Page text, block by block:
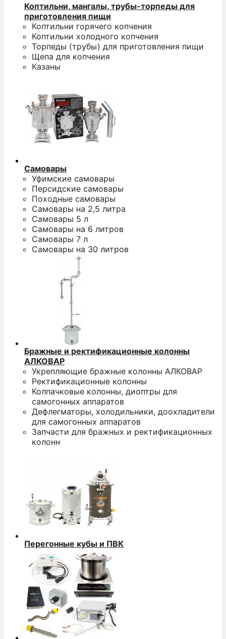
Коптильни, мангалы, трубы-торпеды для
приготовления пищи
Коптильни горячего копчения
Коптильни холодного копчения
Торпеды (трубы) для приготовления пищи
Щепа для копчения
Казаны
Самовары
Уфимские самовары
Персидские самовары
Походные самовары
Самовары на 2,5 литра
Самовары 5 л
Самовары на 6 литров
Самовары 7 л
Самовары на 30 литров
Бражные и ректификационные колонны
АЛКОВАР
Укрепляющие бражные колонны АЛКОВАР
Ректификационные колонны
Колпачковые колонны, диоптры для
самогонных аппаратов
Дефлегматоры, холодильники, доохладители
для самогонных аппаратов
Запчасти для бражных и ректификационных
колонн
Перегонные кубы и ПВК